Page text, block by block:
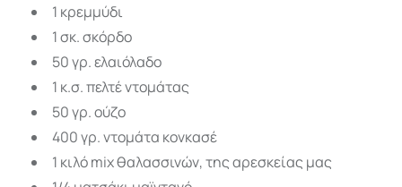
1 κρεμμύδι
1 σκ. σκόρδο
50 γρ. ελαιόλαδο
1 κ.σ. πελτέ ντομάτας
50 γρ. ούζο
400 γρ. ντομάτα κονκασέ
1 κιλό mix θαλασσινών, της αρεσκείας μας